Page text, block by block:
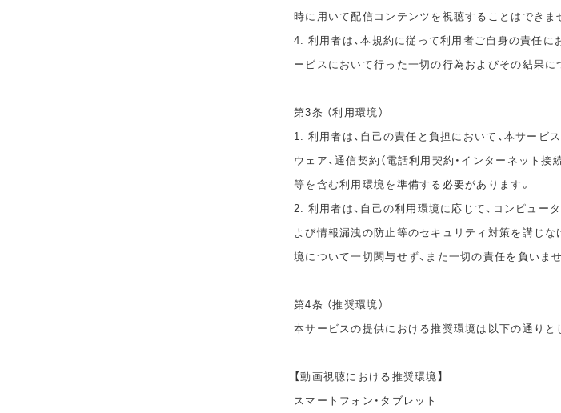
時に用いて配信コンテンツを視聴することはできま
4. 利用者は、本規約に従って利用者ご自身の責任に
ービスにおいて行った一切の行為およびその結果に
第3条 （利用環境）
1. 利用者は、自己の責任と負担において、本サービ
ウェア、通信契約（電話利用契約・インターネット
等を含む利用環境を準備する必要があります。
2. 利用者は、自己の利用環境に応じて、コンピュー
よび情報漏洩の防止等のセキュリティ対策を講じな
境について一切関与せず、また一切の責任を負いませ
第4条 （推奨環境）
本サービスの提供における推奨環境は以下の通りと
【動画視聴における推奨環境】
スマートフォン・タブレット